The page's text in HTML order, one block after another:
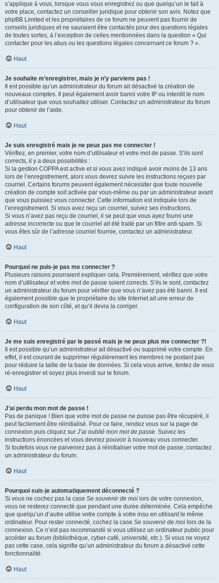
s’applique à vous, lorsque vous vous enregistrez ou que quelqu’un le fait à
votre place, contactez un conseiller juridique pour obtenir son avis. Notez que
phpBB Limited et les propriétaires de ce forum ne peuvent pas fournir de
conseils juridiques et ne sauraient être contactés pour des questions légales
de toutes sortes, à l’exception de celles mentionnées dans la question « Qui
contacter pour les abus ou les questions légales concernant ce forum ? ».
Haut
Je souhaite m’enregistrer, mais je n’y parviens pas !
Il est possible qu’un administrateur du forum ait désactivé la création de
nouveaux comptes. Il peut également avoir banni votre IP ou interdit le nom
d’utilisateur que vous souhaitez utiliser. Contactez un administrateur du forum
pour obtenir de l’aide.
Haut
Je suis enregistré mais je ne peux pas me connecter !
Vérifiez, en premier, votre nom d’utilisateur et votre mot de passe. S’ils sont
corrects, il y a deux possibilités :
Si la gestion COPPA est active et si vous avez indiqué avoir moins de 13 ans
lors de l’enregistrement, alors vous devrez suivre les instructions reçues par
courriel. Certains forums peuvent également nécessiter que toute nouvelle
création de compte soit activée par vous-même ou par un administrateur avant
que vous puissiez vous connecter. Cette information est indiquée lors de
l’enregistrement. Si vous avez reçu un courriel, suivez ses instructions.
Si vous n’avez pas reçu de courriel, il se peut que vous ayez fourni une
adresse incorrecte ou que le courriel ait été traité par un filtre anti-spam. Si
vous êtes sûr de l’adresse courriel fournie, contactez un administrateur.
Haut
Pourquoi ne puis-je pas me connecter ?
Plusieurs raisons pourraient expliquer cela. Premièrement, vérifiez que votre
nom d’utilisateur et votre mot de passe soient corrects. S’ils le sont, contactez
un administrateur du forum pour vérifier que vous n’avez pas été banni. Il est
également possible que le propriétaire du site Internet ait une erreur de
configuration de son côté, et qu’il devra la corriger.
Haut
Je me suis enregistré par le passé mais je ne peux plus me connecter ?!
Il est possible qu’un administrateur ait désactivé ou supprimé votre compte. En
effet, il est courant de supprimer régulièrement les membres ne postant pas
pour réduire la taille de la base de données. Si cela vous arrive, tentez de vous
ré-enregistrer et soyez plus investi sur le forum.
Haut
J’ai perdu mon mot de passe !
Pas de panique ! Bien que votre mot de passe ne puisse pas être récupéré, il
peut facilement être réinitialisé. Pour ce faire, rendez vous sur la page de
connexion puis cliquez sur J’ai oublié mon mot de passe. Suivez les
instructions énoncées et vous devriez pouvoir à nouveau vous connecter.
Si toutefois vous ne parveniez pas à réinitialiser votre mot de passe, contactez
un administrateur du forum.
Haut
Pourquoi suis-je automatiquement déconnecté ?
Si vous ne cochez pas la case Se souvenir de moi lors de votre connexion,
vous ne resterez connecté que pendant une durée déterminée. Cela empêche
que quelqu’un d’autre utilise votre compte à votre insu en utilisant le même
ordinateur. Pour rester connecté, cochez la case Se souvenir de moi lors de la
connexion. Ce n’est pas recommandé si vous utilisez un ordinateur public pour
accéder au forum (bibliothèque, cyber-café, université, etc.). Si vous ne voyez
pas cette case, cela signifie qu’un administrateur du forum a désactivé cette
fonctionnalité.
Haut